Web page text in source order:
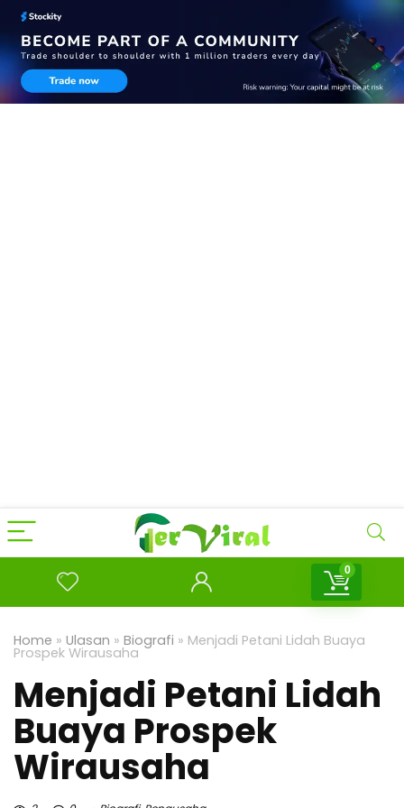
0
Home » Ulasan » Biografi » Menjadi Petani Lidah Buaya
Prospek Wirausaha
Menjadi Petani Lidah
Buaya Prospek
Wirausaha